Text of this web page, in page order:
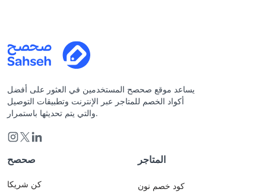
يساعد موقع صحصح المستخدمين في العثور على أفضل
أكواد الخصم للمتاجر عبر الإنترنت وتطبيقات التوصيل
والتي يتم تحديثها باستمرار.
صحصح
كن شريكا
المتاجر
كود خصم نون